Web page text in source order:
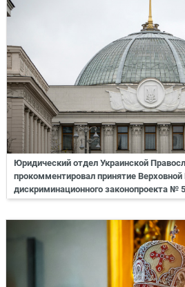
Юридический отдел Украинской
прокомментировал принятие
дискриминационного законопроекта №